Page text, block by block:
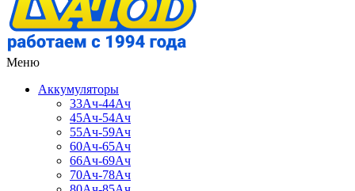
Меню
Аккумуляторы
33Ач-44Ач
45Ач-54Ач
55Ач-59Ач
60Ач-65Ач
66Ач-69Ач
70Ач-78Ач